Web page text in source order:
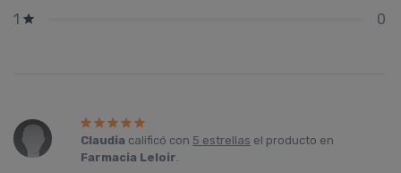
1
0
Claudia calificó con 5 estrellas el producto en
Farmacia Leloir.